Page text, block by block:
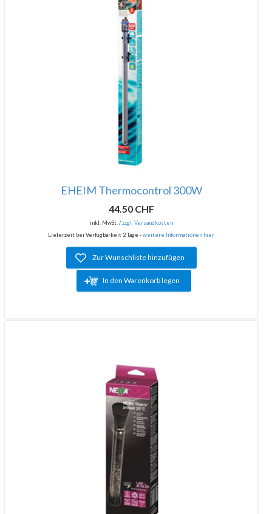
EHEIM Thermocontrol 300W
44.50 CHF
inkl. MwSt. /zzgl. Versandkosten
Lieferzeit bei Verfügbarkeit 2 Tage -weitere Informationen hier
Zur Wunschliste hinzufügen
In den Warenkorb legen